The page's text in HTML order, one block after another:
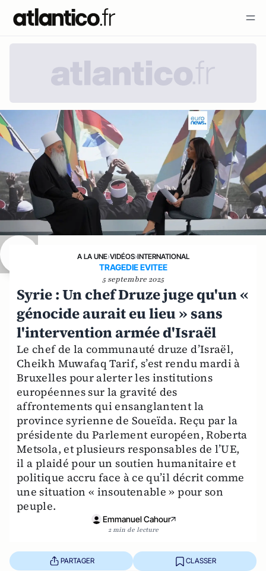
A LA UNE›VIDÉOS›INTERNATIONAL
TRAGEDIE EVITEE
5 septembre 2025
Syrie : Un chef Druze juge qu'un «
génocide aurait eu lieu » sans
l'intervention armée d'Israël
Le chef de la communauté druze d’Israël,
Cheikh Muwafaq Tarif, s’est rendu mardi à
Bruxelles pour alerter les institutions
européennes sur la gravité des
affrontements qui ensanglantent la
province syrienne de Soueïda. Reçu par la
présidente du Parlement européen, Roberta
Metsola, et plusieurs responsables de l’UE,
il a plaidé pour un soutien humanitaire et
politique accru face à ce qu’il décrit comme
une situation « insoutenable » pour son
peuple.
Emmanuel Cahour
2 min de lecture
PARTAGER CLASSER